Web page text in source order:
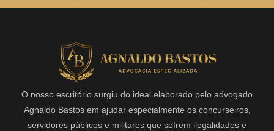
O nosso escritório surgiu do ideal elaborado pelo advogado
Agnaldo Bastos em ajudar especialmente os concurseiros,
servidores públicos e militares que sofrem ilegalidades e